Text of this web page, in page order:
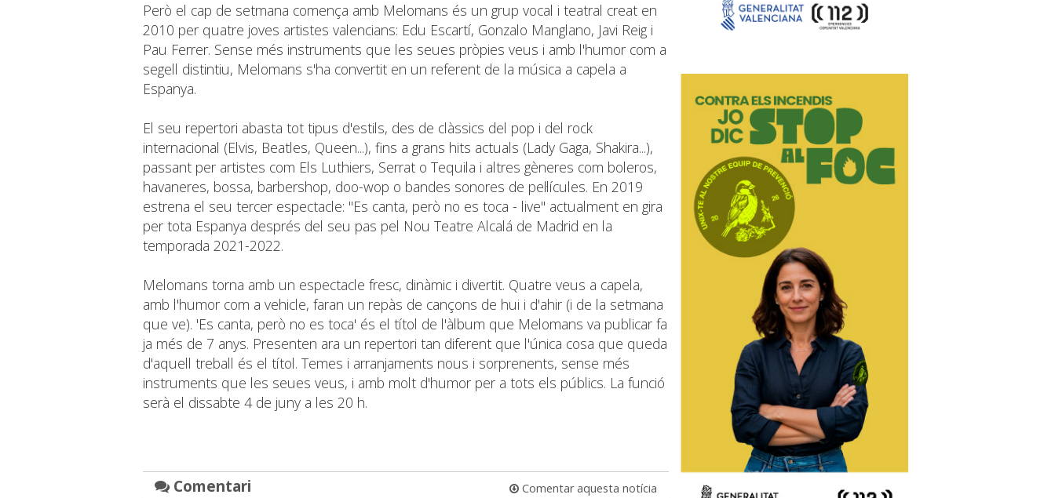
Però el cap de setmana comença amb Melomans és un grup vocal i teatral creat en
2010 per quatre joves artistes valencians: Edu Escartí, Gonzalo Manglano, Javi Reig i
Pau Ferrer. Sense més instruments que les seues pròpies veus i amb l'humor com a
segell distintiu, Melomans s'ha convertit en un referent de la música a capela a
Espanya.
El seu repertori abasta tot tipus d'estils, des de clàssics del pop i del rock
internacional (Elvis, Beatles, Queen...), fins a grans hits actuals (Lady Gaga, Shakira...),
passant per artistes com Els Luthiers, Serrat o Tequila i altres gèneres com boleros,
havaneres, bossa, barbershop, doo-wop o bandes sonores de pel·lícules. En 2019
estrena el seu tercer espectacle: "Es canta, però no es toca - live" actualment en gira
per tota Espanya després del seu pas pel Nou Teatre Alcalá de Madrid en la
temporada 2021-2022.
Melomans torna amb un espectacle fresc, dinàmic i divertit. Quatre veus a capela,
amb l'humor com a vehicle, faran un repàs de cançons de hui i d'ahir (i de la setmana
que ve). 'Es canta, però no es toca' és el títol de l'àlbum que Melomans va publicar fa
ja més de 7 anys. Presenten ara un repertori tan diferent que l'única cosa que queda
d'aquell treball és el títol. Temes i arranjaments nous i sorprenents, sense més
instruments que les seues veus, i amb molt d'humor per a tots els públics. La funció
serà el dissabte 4 de juny a les 20 h.
Comentari Comentar aquesta notícia